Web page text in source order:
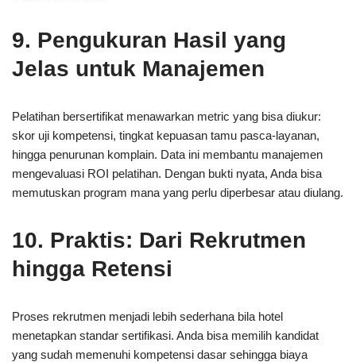
9. Pengukuran Hasil yang
Jelas untuk Manajemen
Pelatihan bersertifikat menawarkan metric yang bisa diukur:
skor uji kompetensi, tingkat kepuasan tamu pasca-layanan,
hingga penurunan komplain. Data ini membantu manajemen
mengevaluasi ROI pelatihan. Dengan bukti nyata, Anda bisa
memutuskan program mana yang perlu diperbesar atau diulang.
10. Praktis: Dari Rekrutmen
hingga Retensi
Proses rekrutmen menjadi lebih sederhana bila hotel
menetapkan standar sertifikasi. Anda bisa memilih kandidat
yang sudah memenuhi kompetensi dasar sehingga biaya